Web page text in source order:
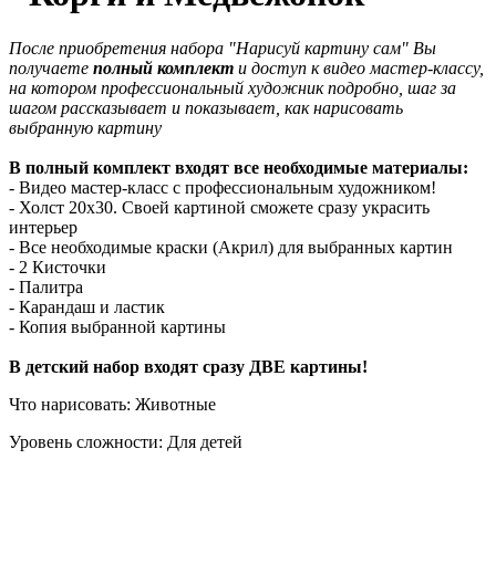
После приобретения набора "Нарисуй картину сам" Вы
получаете полный комплект и доступ к видео мастер-классу,
на котором профессиональный художник подробно, шаг за
шагом рассказывает и показывает, как нарисовать
выбранную картину
В полный комплект входят все необходимые материалы:
- Видео мастер-класс с профессиональным художником!
- Холст 20х30. Своей картиной сможете сразу украсить
интерьер
- Все необходимые краски (Акрил) для выбранных картин
- 2 Кисточки
- Палитра
- Карандаш и ластик
- Копия выбранной картины
В детский набор входят сразу ДВЕ картины!
Что нарисовать: Животные
Уровень сложности: Для детей